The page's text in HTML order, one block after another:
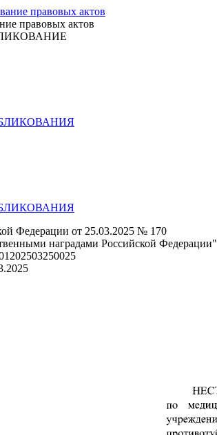
правовых актов
Федерации от 25.03.2025 № 170
наградами Российской Федерации"